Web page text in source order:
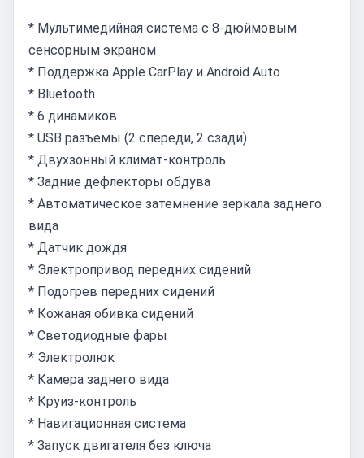
* Мультимедийная система с 8-дюймовым
сенсорным экраном
* Поддержка Apple CarPlay и Android Auto
* Bluetooth
* 6 динамиков
* USB разъемы (2 спереди, 2 сзади)
* Двухзонный климат-контроль
* Задние дефлекторы обдува
* Автоматическое затемнение зеркала заднего
вида
* Датчик дождя
* Электропривод передних сидений
* Подогрев передних сидений
* Кожаная обивка сидений
* Светодиодные фары
* Электролюк
* Камера заднего вида
* Круиз-контроль
* Навигационная система
* Запуск двигателя без ключа